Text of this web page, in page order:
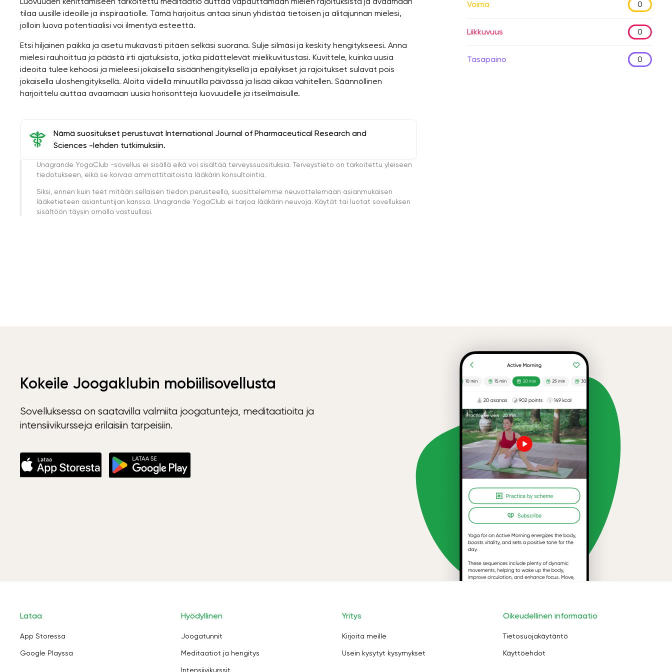
tilaa uusille ideoille ja inspiraatiolle. Tämä harjoitus antaa sinun yhdistää tietoisen ja alitajunnan mielesi,
jolloin luova potentiaalisi voi ilmentyä esteettä.
Etsi hiljainen paikka ja asetu mukavasti pitäen selkäsi suorana. Sulje silmäsi ja keskity hengitykseesi. Anna
mielesi rauhoittua ja päästä irti ajatuksista, jotka pidättelevät mielikuvitustasi. Kuvittele, kuinka uusia
ideoita tulee kehoosi ja mieleesi jokaisella sisäänhengityksellä ja epäilykset ja rajoitukset sulavat pois
jokaisella uloshengityksellä. Aloita viidellä minuutilla päivässä ja lisää aikaa vähitellen. Säännöllinen
harjoittelu auttaa avaamaan uusia horisontteja luovuudelle ja itseilmaisulle.
Nämä suositukset perustuvat International Journal of Pharmaceutical Research and
Sciences -lehden tutkimuksiin.
Unagrande YogaClub -sovellus ei sisällä eikä voi sisältää terveyssuosituksia. Terveystieto on tarkoitettu yleiseen
tiedotukseen, eikä se korvaa ammattitaitoista lääkärin konsultointia.
Siksi, ennen kuin teet mitään sellaisen tiedon perusteella, suosittelemme neuvottelemaan asianmukaisen
lääketieteen asiantuntijan kanssa. Unagrande YogaClub ei tarjoa lääkärin neuvoja. Käytät tai luotat sovelluksen
sisältöön täysin omalla vastuullasi.
Voima 0
Liikkuvuus 0
Tasapaino 0
Kokeile Joogaklubin mobiilisovellusta
Sovelluksessa on saatavilla valmiita joogatunteja, meditaatioita ja
intensiivikursseja erilaisiin tarpeisiin.
Lataa
App Storessa
Google Playssa
Hyödyllinen
Joogatunnit
Meditaatiot ja hengitys
Intensiivikurssit
Yritys
Kirjoita meille
Usein kysytyt kysymykset
Oikeudellinen informaatio
Tietosuojakäytäntö
Käyttöehdot